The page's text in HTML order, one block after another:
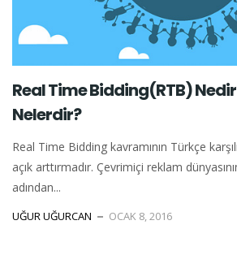
Real Time Bidding(RTB)
Nelerdir?
Real Time Bidding kavramının Türkçe
açık arttırmadır. Çevrimiçi reklam
adından...
UĞUR UĞURCAN OCAK 8, 2016